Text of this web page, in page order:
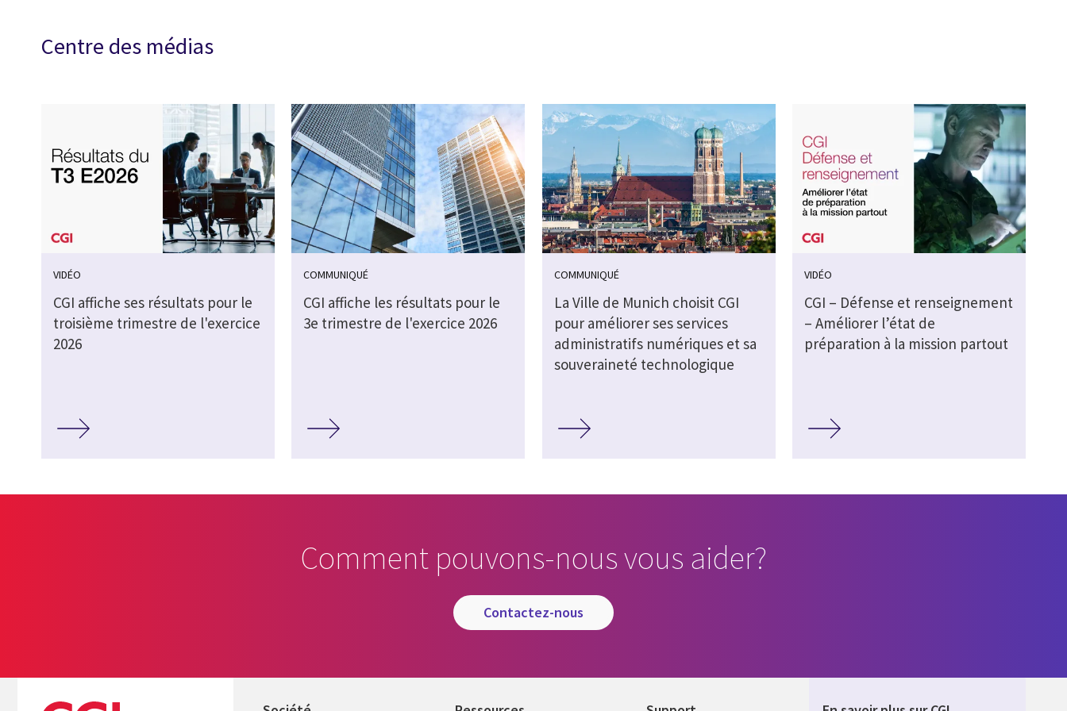
Centre des médias
VIDÉO
CGI affiche ses résultats pour le
troisième trimestre de l'exercice
2026
COMMUNIQUÉ
CGI affiche les résultats pour le
3e trimestre de l'exercice 2026
COMMUNIQUÉ
La Ville de Munich choisit CGI
pour améliorer ses services
administratifs numériques et sa
souveraineté technologique
VIDÉO
CGI – Défense et renseignement
– Améliorer l’état de
préparation à la mission partout
Comment pouvons-nous vous aider?
contactez-nous